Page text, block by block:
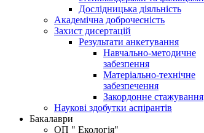
Дослідницька діяльність
Академічна доброчесність
Захист дисертацій
Результати анкетування
Навчально-методичне
забезпення
Матеріально-технічне
забезпечення
Закордонне стажування
Наукові здобутки аспірантів
Бакалаври
ОП " Екологія"